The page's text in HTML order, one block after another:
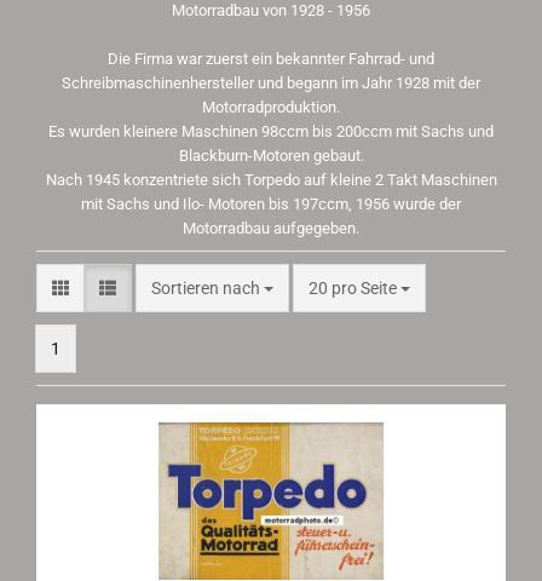
Motorradbau von 1928 - 1956
Die Firma war zuerst ein bekannter Fahrrad- und
Schreibmaschinenhersteller und begann im Jahr 1928 mit der
Motorradproduktion.
Es wurden kleinere Maschinen 98ccm bis 200ccm mit Sachs und
Blackburn-Motoren gebaut.
Nach 1945 konzentriete sich Torpedo auf kleine 2 Takt Maschinen
mit Sachs und Ilo- Motoren bis 197ccm, 1956 wurde der
Motorradbau aufgegeben.
Sortieren nach
Sortieren nach 20 pro Seite
pro Seite
1